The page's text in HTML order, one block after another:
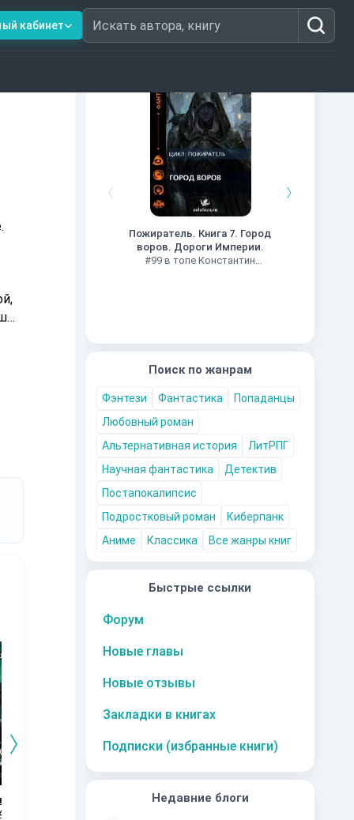
кабинет Искать автора, книгу
Книги из топ-100
Пожиратель. Книга 7. Город
воров. Дороги Империи.
#99 в топе Константин
Поиск по жанрам
Фэнтези Фантастика
Попаданцы
Любовный роман
Альтернативная история
ЛитРПГ
Научная фантастика
Детектив
Постапокалипсис
Подростковый роман
Киберпанк
Аниме
Классика Все жанры книг
Быстрые ссылки
Форум
Новые главы
Новые отзывы
Закладки в книгах
Подписки (избранные книги)
Недавние блоги
Графство
Возвращение